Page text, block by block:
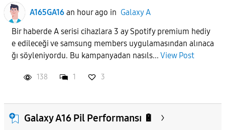
A165GA16 an hour ago in Galaxy A
Bir haberde A serisi cihazlara 3 ay Spotify premium hediy
e edileceği ve samsung members uygulamasından alınaca
ğı söyleniyordu. Bu kampanyadan nasıls... View Post
138 1 3
Galaxy A16 Pil Performansı 🔋